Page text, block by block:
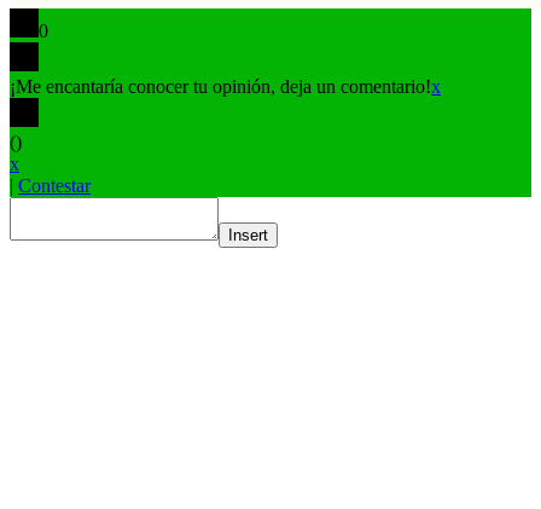
0
¡Me encantaría conocer tu opinión, deja un comentario!x
()
x
| Contestar
Insert